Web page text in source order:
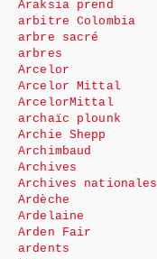
Araksia prend
arbitre Colombia
arbre sacré
arbres
Arcelor
Arcelor Mittal
ArcelorMittal
archaïc plounk
Archie Shepp
Archimbaud
Archives
Archives nationales
Ardèche
Ardelaine
Arden Fair
ardents